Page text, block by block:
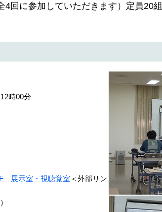
4回に参加していただきます）定員20組
時00分
展示室・視聴覚室 ＜外部リン